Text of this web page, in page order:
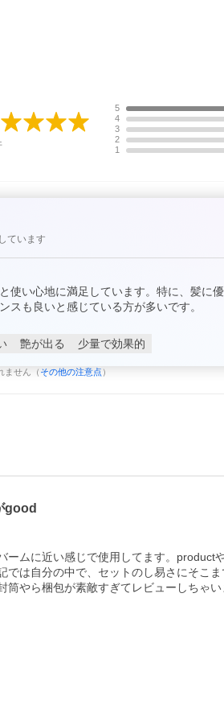
5
4
3
2
1
ています
使い心地に満足しています。特に、髪に
スも良いと感じている方が多いです。
艶が出る 少量で効果的
ません（ その他の注意点 ）
good
ームに近い感じで使用してます。
では自分の中で、セットのし易さにそこま
筒やら梱包が素敵すぎてレビューしちゃい